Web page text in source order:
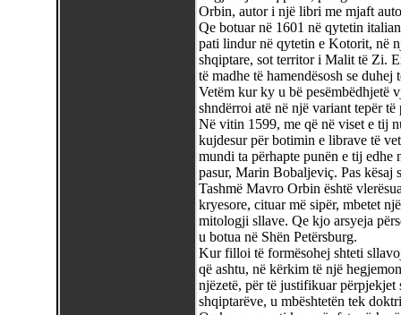
Orbin, autor i një libri me mjaft
Qe botuar në 1601 në qytetin
pati lindur në qytetin e Kotorit, në
shqiptare, sot territor i Malit të Zi.
të madhe të hamendësosh se duhej
Vetëm kur ky u bë pesëmbëdhjetë
shndërroi atë në një variant tepër
Në vitin 1599, me që në viset e tij
kujdesur për botimin e librave të
mundi ta përhapte punën e tij edhe
pasur, Marin Bobaljeviç. Pas kësaj
Tashmë Mavro Orbin është
kryesore, cituar më sipër, mbetet
mitologji sllave. Qe kjo arsyeja
u botua në Shën Petërsburg.
Kur filloi të formësohej shteti
që ashtu, në kërkim të një
njëzetë, për të justifikuar
shqiptarëve, u mbështetën tek